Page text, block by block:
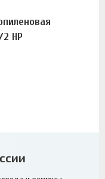
2 НР